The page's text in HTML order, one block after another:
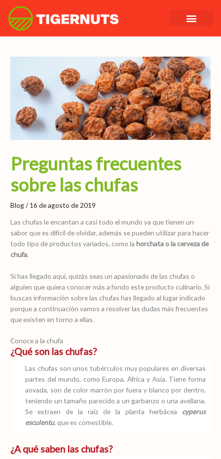
contenido
Preguntas frecuentes
sobre las chufas
Blog/ 16 de agosto de 2019
Las chufas le encantan a casi todo el mundo ya que tienen un
sabor que es difícil de olvidar, además se pueden utilizar para hacer
todo tipo de productos variados, como lahorchata o la cerveza de
chufa.
Si has llegado aquí, quizás seas un apasionado de las chufas o
alguien que quiera conocer más a fondo este producto culinario. Si
buscas información sobre las chufas has llegado al lugar indicado
porque a continuación vamos a resolver las dudas más frecuentes
que existen en torno a ellas.
Conoce a la chufa
¿Qué son las chufas?
Las chufas son unos tubérculos muy populares en diversas
partes del mundo, como Europa, África y Asia. Tiene forma
aovada, son de color marrón por fuera y blanco por dentro,
teniendo un tamaño parecido a un garbanzo o una avellana.
Se extraen de la raíz de la planta herbácea cyperus
esculentu, que es comestible.
¿A qué saben las chufas?